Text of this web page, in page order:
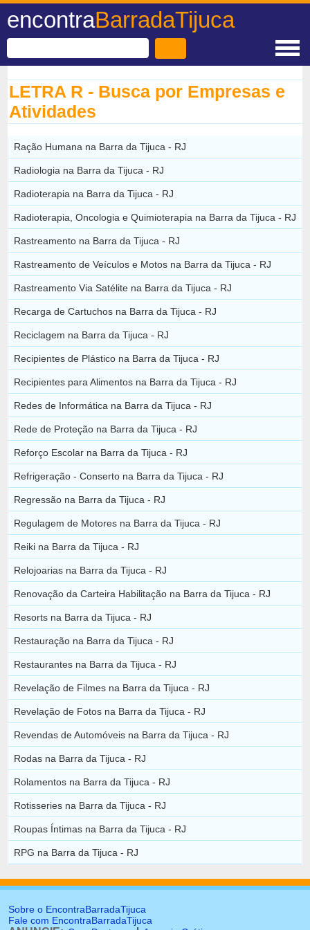
encontraBarradaTijuca
LETRA R - Busca por Empresas e
Atividades
Ração Humana na Barra da Tijuca - RJ
Radiologia na Barra da Tijuca - RJ
Radioterapia na Barra da Tijuca - RJ
Radioterapia, Oncologia e Quimioterapia na Barra da Tijuca - RJ
Rastreamento na Barra da Tijuca - RJ
Rastreamento de Veículos e Motos na Barra da Tijuca - RJ
Rastreamento Via Satélite na Barra da Tijuca - RJ
Recarga de Cartuchos na Barra da Tijuca - RJ
Reciclagem na Barra da Tijuca - RJ
Recipientes de Plástico na Barra da Tijuca - RJ
Recipientes para Alimentos na Barra da Tijuca - RJ
Redes de Informática na Barra da Tijuca - RJ
Rede de Proteção na Barra da Tijuca - RJ
Reforço Escolar na Barra da Tijuca - RJ
Refrigeração - Conserto na Barra da Tijuca - RJ
Regressão na Barra da Tijuca - RJ
Regulagem de Motores na Barra da Tijuca - RJ
Reiki na Barra da Tijuca - RJ
Relojoarias na Barra da Tijuca - RJ
Renovação da Carteira Habilitação na Barra da Tijuca - RJ
Resorts na Barra da Tijuca - RJ
Restauração na Barra da Tijuca - RJ
Restaurantes na Barra da Tijuca - RJ
Revelação de Filmes na Barra da Tijuca - RJ
Revelação de Fotos na Barra da Tijuca - RJ
Revendas de Automóveis na Barra da Tijuca - RJ
Rodas na Barra da Tijuca - RJ
Rolamentos na Barra da Tijuca - RJ
Rotisseries na Barra da Tijuca - RJ
Roupas Íntimas na Barra da Tijuca - RJ
RPG na Barra da Tijuca - RJ
Sobre o EncontraBarradaTijuca
Fale com EncontraBarradaTijuca